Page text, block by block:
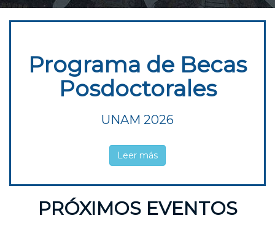
Programa de Becas
Posdoctorales
UNAM 2026
Leer más
PRÓXIMOS EVENTOS